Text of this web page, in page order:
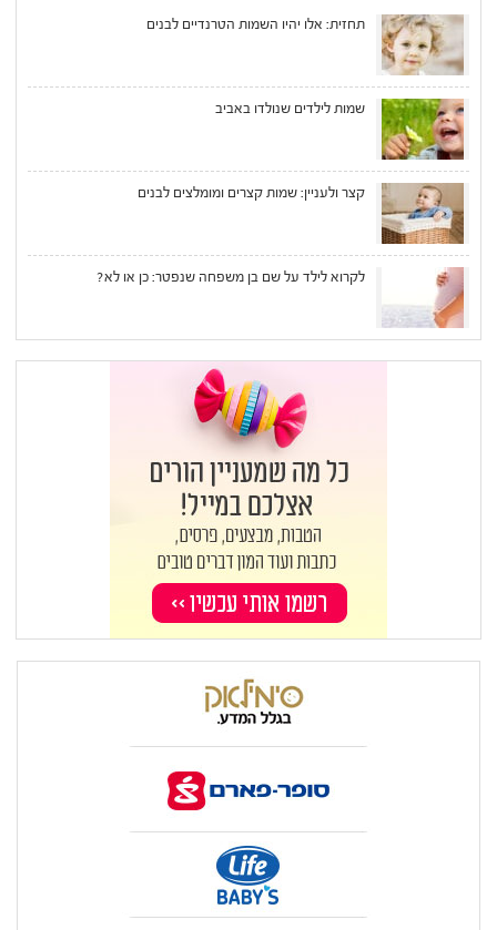
תחזית: אלו יהיו השמות הטרנדיים לבנים
שמות לילדים שנולדו באביב
קצר ולעניין: שמות קצרים ומומלצים לבנים
לקרוא לילד על שם בן משפחה שנפטר: כן או לא?